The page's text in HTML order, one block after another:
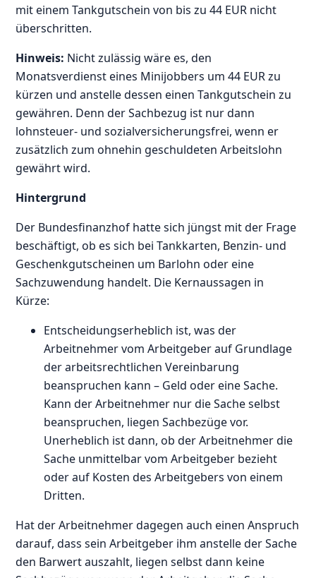
mit einem Tankgutschein von bis zu 44 EUR nicht
überschritten.
Hinweis: Nicht zulässig wäre es, den
Monatsverdienst eines Minijobbers um 44 EUR zu
kürzen und anstelle dessen einen Tankgutschein zu
gewähren. Denn der Sachbezug ist nur dann
lohnsteuer- und sozialversicherungsfrei, wenn er
zusätzlich zum ohnehin geschuldeten Arbeitslohn
gewährt wird.
Hintergrund
Der Bundesfinanzhof hatte sich jüngst mit der Frage
beschäftigt, ob es sich bei Tankkarten, Benzin- und
Geschenkgutscheinen um Barlohn oder eine
Sachzuwendung handelt. Die Kernaussagen in
Kürze:
Entscheidungserheblich ist, was der
Arbeitnehmer vom Arbeitgeber auf Grundlage
der arbeitsrechtlichen Vereinbarung
beanspruchen kann – Geld oder eine Sache.
Kann der Arbeitnehmer nur die Sache selbst
beanspruchen, liegen Sachbezüge vor.
Unerheblich ist dann, ob der Arbeitnehmer die
Sache unmittelbar vom Arbeitgeber bezieht
oder auf Kosten des Arbeitgebers von einem
Dritten.
Hat der Arbeitnehmer dagegen auch einen Anspruch
darauf, dass sein Arbeitgeber ihm anstelle der Sache
den Barwert auszahlt, liegen selbst dann keine